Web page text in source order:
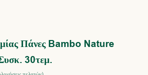
Πάνες Bambo Nature
30τεμ.